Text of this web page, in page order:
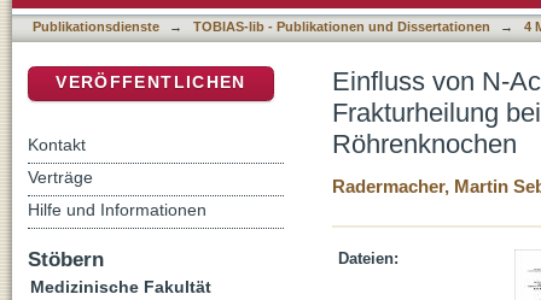
Publikationsdienste → TOBIAS-lib - Publikationen und Dissertationen → 4
Einfluss von N-
Frakturheilung
Röhrenknochen
Radermacher, Martin
Dateien:
VERÖFFENTLICHEN
Kontakt
Verträge
Hilfe und Informationen
Stöbern
Medizinische Fakultät